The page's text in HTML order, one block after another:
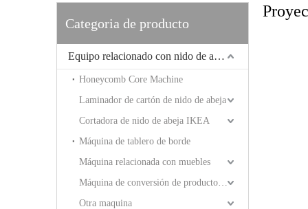
Categoria de producto
Equipo relacionado con nido de abeja
Honeycomb Core Machine
Laminador de cartón de nido de abeja
Cortadora de nido de abeja IKEA
Máquina de tablero de borde
Máquina relacionada con muebles
Máquina de conversión de productos de papel.
Otra maquina